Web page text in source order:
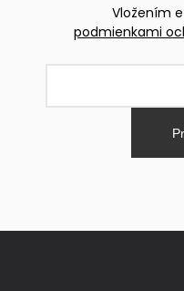
Vložením
podmienkami